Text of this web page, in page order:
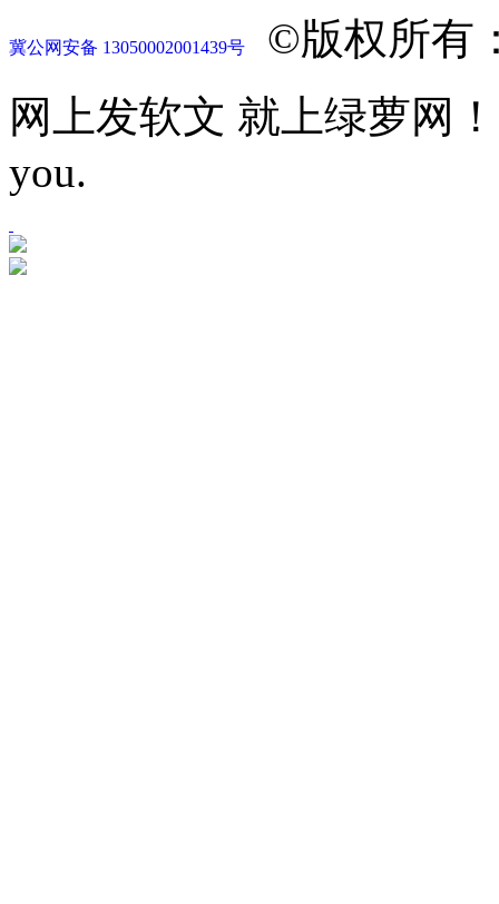
冀公网安备 13050002001439号
©版权所有
网上发软文 就上绿萝网！
you.